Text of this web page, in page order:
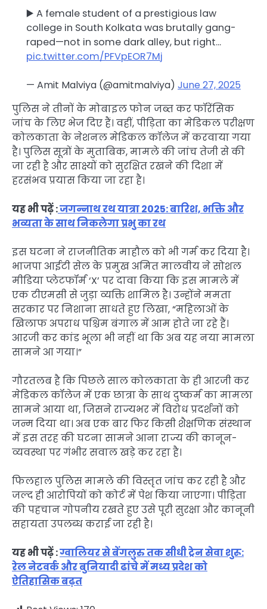
▶️ A female student of a prestigious law
college in South Kolkata was brutally gang-
raped—not in some dark alley, but right…
pic.twitter.com/PFVpEOR7Mj
— Amit Malviya (@amitmalviya) June 27, 2025
पुलिस ने तीनों के मोबाइल फोन जब्त कर फॉरेंसिक
जांच के लिए भेज दिए हैं। वहीं, पीड़िता का मेडिकल परीक्षण
कोलकाता के नेशनल मेडिकल कॉलेज में करवाया गया
है। पुलिस सूत्रों के मुताबिक, मामले की जांच तेजी से की
जा रही है और साक्ष्यों को सुरक्षित रखने की दिशा में
हरसंभव प्रयास किया जा रहा है।
यह भी पढ़ें :जगन्नाथ रथ यात्रा 2025: बारिश, भक्ति और
भव्यता के साथ निकलेगा प्रभु का रथ
इस घटना ने राजनीतिक माहौल को भी गर्म कर दिया है।
भाजपा आईटी सेल के प्रमुख अमित मालवीय ने सोशल
मीडिया प्लेटफॉर्म ‘X’ पर दावा किया कि इस मामले में
एक टीएमसी से जुड़ा व्यक्ति शामिल है। उन्होंने ममता
सरकार पर निशाना साधते हुए लिखा, “महिलाओं के
खिलाफ अपराध पश्चिम बंगाल में आम होते जा रहे हैं।
आरजी कर कांड भूला भी नहीं था कि अब यह नया मामला
सामने आ गया।”
गौरतलब है कि पिछले साल कोलकाता के ही आरजी कर
मेडिकल कॉलेज में एक छात्रा के साथ दुष्कर्म का मामला
सामने आया था, जिसने राज्यभर में विरोध प्रदर्शनों को
जन्म दिया था। अब एक बार फिर किसी शैक्षणिक संस्थान
में इस तरह की घटना सामने आना राज्य की कानून-
व्यवस्था पर गंभीर सवाल खड़े कर रहा है।
फिलहाल पुलिस मामले की विस्तृत जांच कर रही है और
जल्द ही आरोपियों को कोर्ट में पेश किया जाएगा। पीड़िता
की पहचान गोपनीय रखते हुए उसे पूरी सुरक्षा और कानूनी
सहायता उपलब्ध कराई जा रही है।
यह भी पढ़ें :ग्वालियर से बेंगलुरु तक सीधी ट्रेन सेवा शुरू:
रेल नेटवर्क और बुनियादी ढांचे में मध्य प्रदेश को
ऐतिहासिक बढ़त